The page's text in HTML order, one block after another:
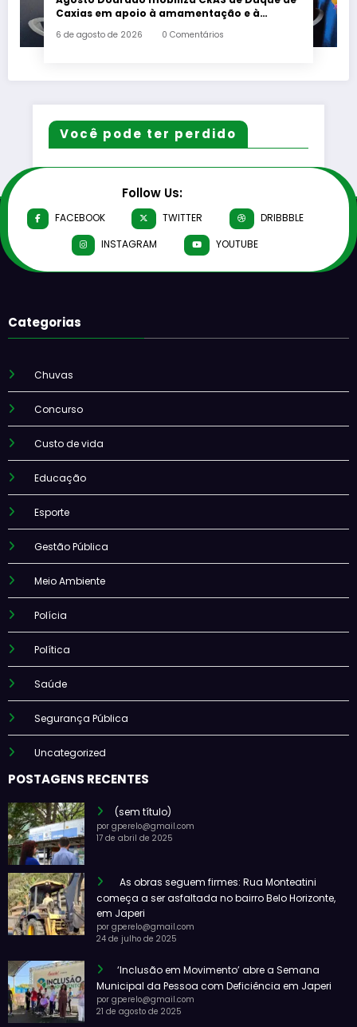
Caxias em apoio à amamentação e à
6 de agosto de 2026 0 Comentários
Você pode ter perdido
Follow Us:
FACEBOOK TWITTER
DRIBBBLE
INSTAGRAM
YOUTUBE
Categorias
Chuvas
Concurso
Custo de vida
Educação
Esporte
Gestão Pública
Meio Ambiente
Polícia
Política
Saúde
Segurança Pública
Uncategorized
POSTAGENS RECENTES
(sem título)
por gperelo@gmail.com
17 de abril de 2025
As obras seguem firmes: Rua Monteatini
começa a ser asfaltada no bairro Belo Horizonte,
em Japeri
por gperelo@gmail.com
24 de julho de 2025
‘Inclusão em Movimento’ abre a Semana
Municipal da Pessoa com Deficiência em Japeri
por gperelo@gmail.com
21 de agosto de 2025